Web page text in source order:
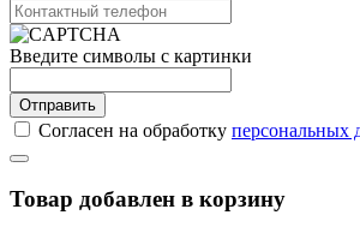
Введите символы с картинки
Отправить
Согласен на обработку персональных
Товар добавлен в корзину